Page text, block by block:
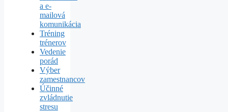
a e-
mailová
komunikácia
Tréning
trénerov
Vedenie
porád
Výber
zamestnancov
Účinné
zvládnutie
stresu